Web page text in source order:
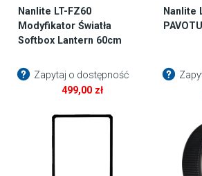
Nanlite LT-FZ60
Modyfikator Światła
Softbox Lantern 60cm
Zapytaj o dostępność
499,00 zł
Nanlite